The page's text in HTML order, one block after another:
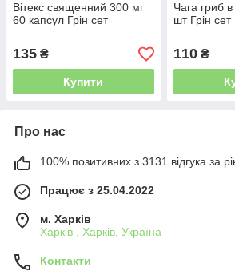
Вітекс священний 300 мг
60 капсул Грін сет
135 ₴
Купити
Чага гриб
шт Грін сет
110₴
Про нас
100% позитивних з 3131 відгука за
Працює з 25.04.2022
м. Харків
Харків , Харків, Україна
Контакти